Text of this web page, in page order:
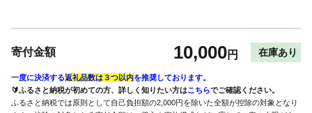
寄付金額 10,000円 在庫あり
一度に決済する返礼品数は３つ以内を推奨しております。
🔰ふるさと納税が初めての方、詳しく知りたい方はこちらでご確認ください。
ふるさと納税では原則として自己負担額の2,000円を除いた全額が控除の対象となり